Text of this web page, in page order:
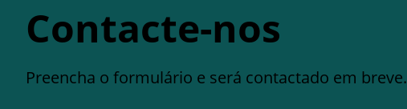
Contacte-nos
Preencha o formulário e será contactado em breve.